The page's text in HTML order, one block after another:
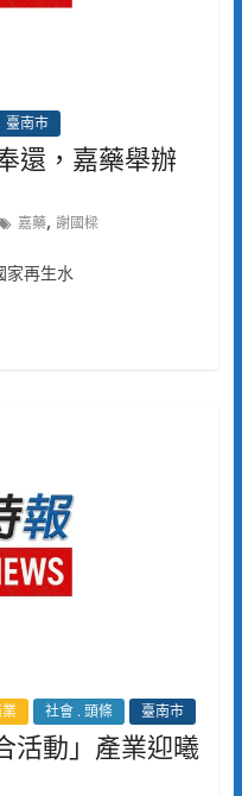
臺南市
還，嘉藥舉辦
嘉藥, 謝國樑
家再生水
社會 . 頭條 臺南市
活動」產業迎曦